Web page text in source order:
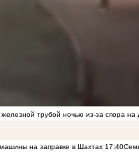
трубой ночью из-за спора на
на заправке в Шахтах 17:40